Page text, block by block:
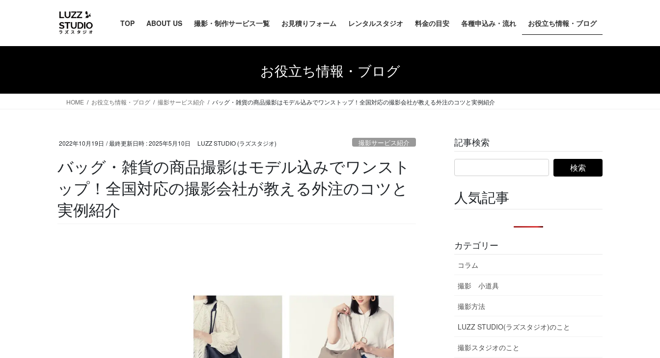
TOP ABOUT US 撮影・制作サービス一覧 お見積りフォーム レンタルスタジオ 料金の目安 各種申込み・流れ お役立ち情報・ブログ
お役立ち情報・ブログ
HOME お役立ち情報・ブログ 撮影サービス紹介 バッグ・雑貨の商品撮影はモデル込みでワンストップ！全国対応の撮影会社が教える外注のコツと実例紹介
2022年10月19日 / 最終更新日時 :2025年5月10日 LUZZ STUDIO (ラズスタジオ) 撮影サービス紹介
バッグ・雑貨の商品撮影はモデル込みでワンスト
ップ！全国対応の撮影会社が教える外注のコツと
実例紹介
記事検索
人気記事
カテゴリー
コラム
撮影 小道具
撮影方法
LUZZ STUDIO(ラズスタジオ)のこと
撮影スタジオのこと